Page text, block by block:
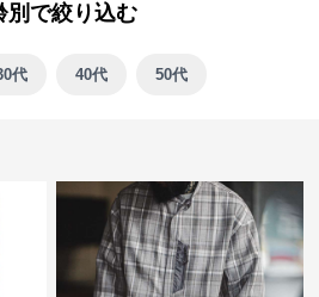
別で絞り込む
代 40代 50代